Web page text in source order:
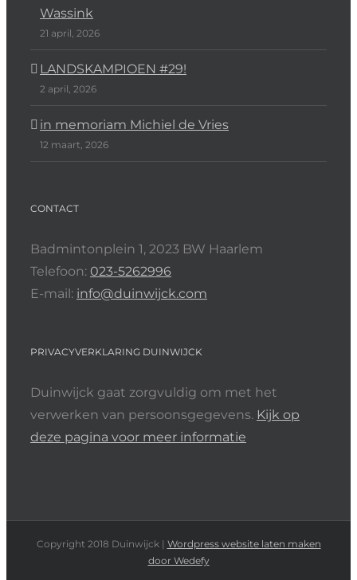
Wassink
21 april, 2026
LANDSKAMPIOEN #29!
2 april, 2026
in memoriam Michiel de Vries
12 maart, 2026
CONTACT
Badmintonplein 1, 2023 BW Haarlem
Telefoon: 023-5262996
E-mail: info@duinwijck.com
PRIVACYVERKLARING DUINWIJCK
Duinwijck gaat zorgvuldig om met het
verwerken van persoonsgegevens. Kijk op
deze pagina voor meer informatie
Copyright 2018 Duinwijck | Wordpress website laten maken
door Wedefy